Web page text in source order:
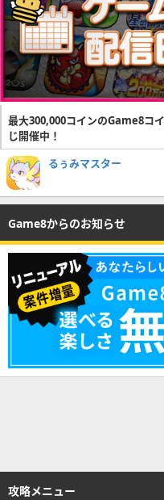
最大300,000コインのGame8コ
じ開催中！
るぅみマスター
Game8からのお知らせ
攻略メニュー